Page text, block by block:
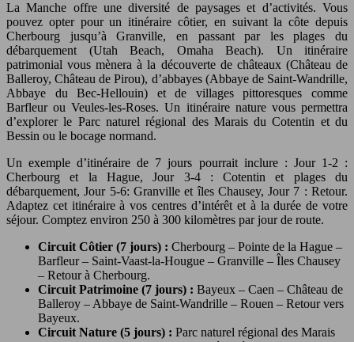
La Manche offre une diversité de paysages et d’activités. Vous
pouvez opter pour un itinéraire côtier, en suivant la côte depuis
Cherbourg jusqu’à Granville, en passant par les plages du
débarquement (Utah Beach, Omaha Beach). Un itinéraire
patrimonial vous mènera à la découverte de châteaux (Château de
Balleroy, Château de Pirou), d’abbayes (Abbaye de Saint-Wandrille,
Abbaye du Bec-Hellouin) et de villages pittoresques comme
Barfleur ou Veules-les-Roses. Un itinéraire nature vous permettra
d’explorer le Parc naturel régional des Marais du Cotentin et du
Bessin ou le bocage normand.
Un exemple d’itinéraire de 7 jours pourrait inclure : Jour 1-2 :
Cherbourg et la Hague, Jour 3-4 : Cotentin et plages du
débarquement, Jour 5-6: Granville et îles Chausey, Jour 7 : Retour.
Adaptez cet itinéraire à vos centres d’intérêt et à la durée de votre
séjour. Comptez environ 250 à 300 kilomètres par jour de route.
Circuit Côtier (7 jours) : Cherbourg – Pointe de la Hague –
Barfleur – Saint-Vaast-la-Hougue – Granville – Îles Chausey
– Retour à Cherbourg.
Circuit Patrimoine (7 jours) : Bayeux – Caen – Château de
Balleroy – Abbaye de Saint-Wandrille – Rouen – Retour vers
Bayeux.
Circuit Nature (5 jours) : Parc naturel régional des Marais